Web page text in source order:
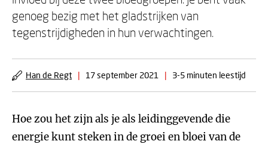
genoeg bezig met het gladstrijken van
tegenstrijdigheden in hun verwachtingen.
Han de Regt | 17 september 2021 | 3-5 minuten leestijd
Hoe zou het zijn als je als leidinggevende die
energie kunt steken in de groei en bloei van de